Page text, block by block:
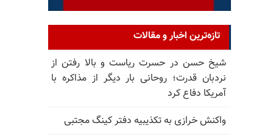
تازه‌ترین اخبار و مقالات
شیخ حسن در حسرت ریاست و بالا رفتن از
نردبان قدرت؛ روحانی بار دیگر از مذاکره با
آمریکا دفاع کرد
واکنش خرازی به تکذیبیه دفتر کینگ مجتبی